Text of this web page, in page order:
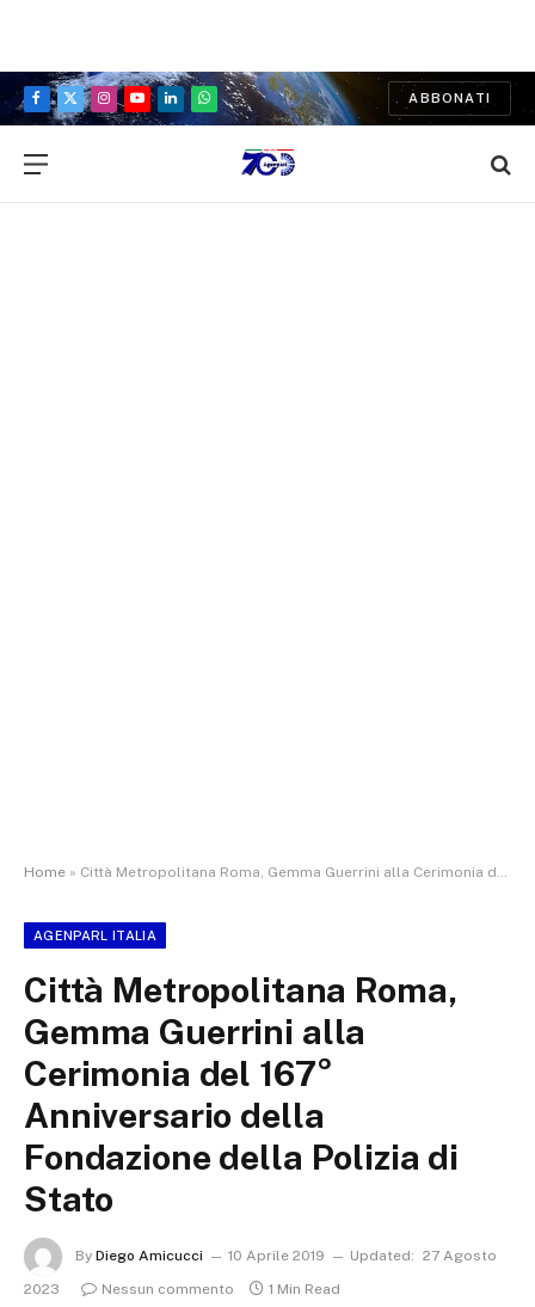
Facebook
X
Instagram
YouTubeLinkedInWhatsApp
ABBONATI
Home » Città Metropolitana Roma, Gemma Guerrini alla Cerimonia del 167° Anniversario della Fondazione della Polizia di Stato
AGENPARL ITALIA
Città Metropolitana Roma,
Gemma Guerrini alla
Cerimonia del 167°
Anniversario della
Fondazione della Polizia di
Stato
By Diego Amicucci 10 Aprile 2019 Updated: 27 Agosto
2023
Nessun commento 1 Min Read